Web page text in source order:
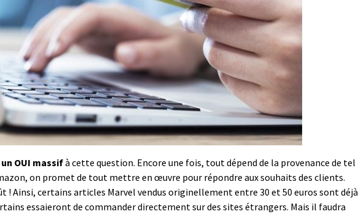
OUI massifà cette question. Encore une fois, tout dépend de la provenance de tel
on promet de tout mettre en œuvre pour répondre aux souhaits des clients.
! Ainsi, certains articles Marvel vendus originellement entre 30 et 50 euros sont déjà
essaieront de commander directement sur des sites étrangers. Mais il faudra